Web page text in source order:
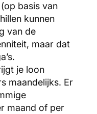
basis van
kunnen
van de
maar dat
je loon
maandelijks. Er
maand of per